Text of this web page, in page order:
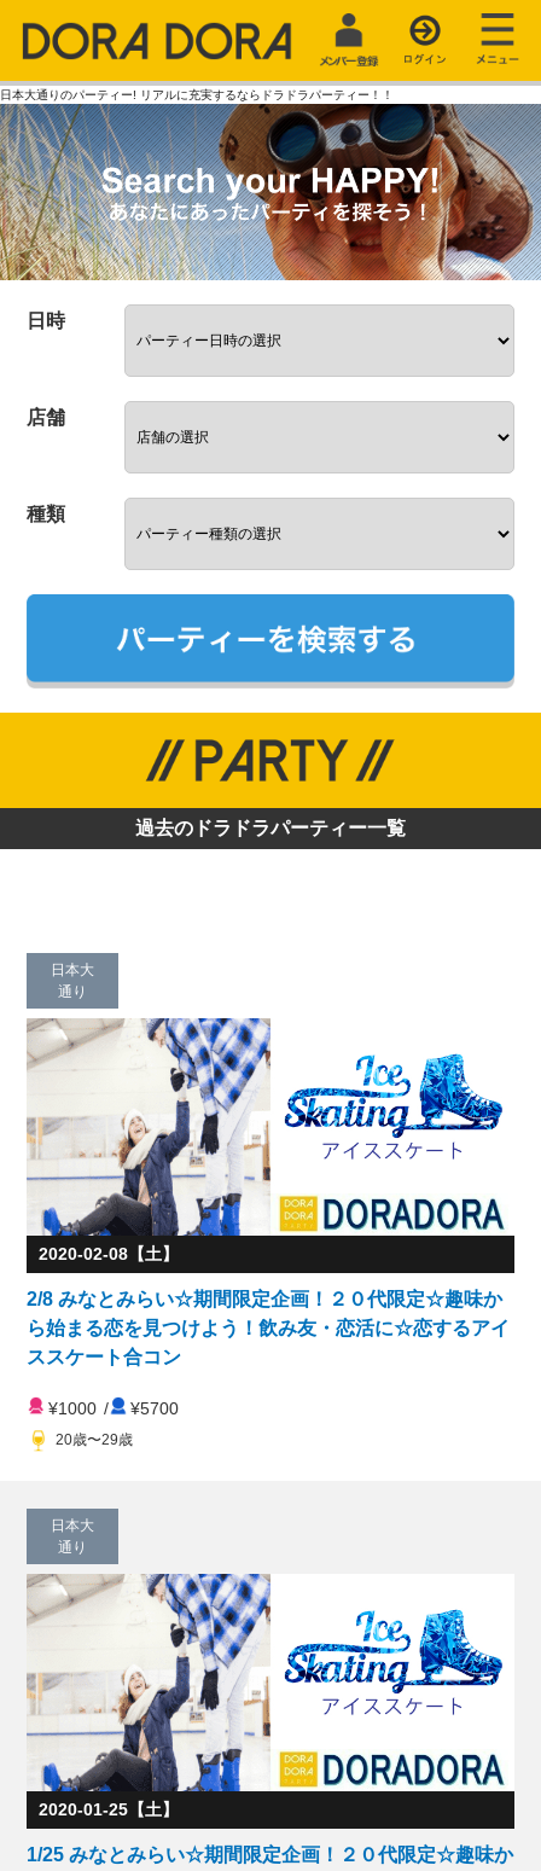
日本大通りのパーティー! リアルに充実するならドラドラパーティー！！
日時
店舗
種類
過去のドラドラパーティー一覧
日本大
通り
2020-02-08【土】
2/8 みなとみらい☆期間限定企画！２０代限定☆趣味か
ら始まる恋を見つけよう！飲み友・恋活に☆恋するアイ
ススケート合コン
¥1000 / ¥5700
20歳〜29歳
日本大
通り
2020-01-25【土】
1/25 みなとみらい☆期間限定企画！２０代限定☆趣味か